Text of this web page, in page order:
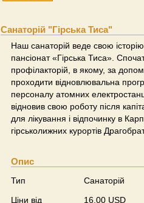
Санаторій "Гірська Тиса"
Наш санаторій веде свою
пансіонат «Гірська Тиса».
профілакторій, в якому, за
проходити відновлювальна
персоналу атомних
відновив свою роботу після
для лікування і відпочинку в
гірськолижних курортів
Опис
Тип
Санаторій
Ціни від
16,00 USD